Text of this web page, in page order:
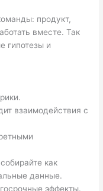
продукт,
вместе. Так
гипотезы и
взаимодействия с
как
данные.
эффекты.